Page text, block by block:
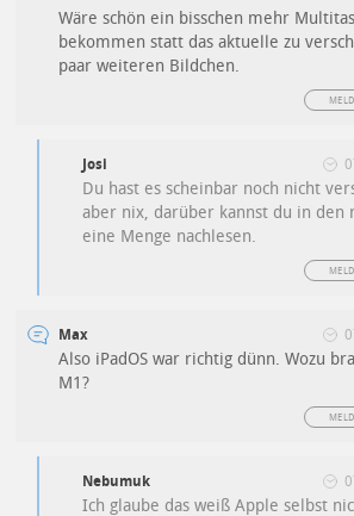
Wäre schön ein bisschen mehr
bekommen statt das aktuelle zu
paar weiteren Bildchen.
Josi
Du hast es scheinbar noch nicht
aber nix, darüber kannst du in den
eine Menge nachlesen.
Max
Also iPadOS war richtig dünn. Wozu
M1?
Nebumuk
Ich glaube das weiß Apple selbst